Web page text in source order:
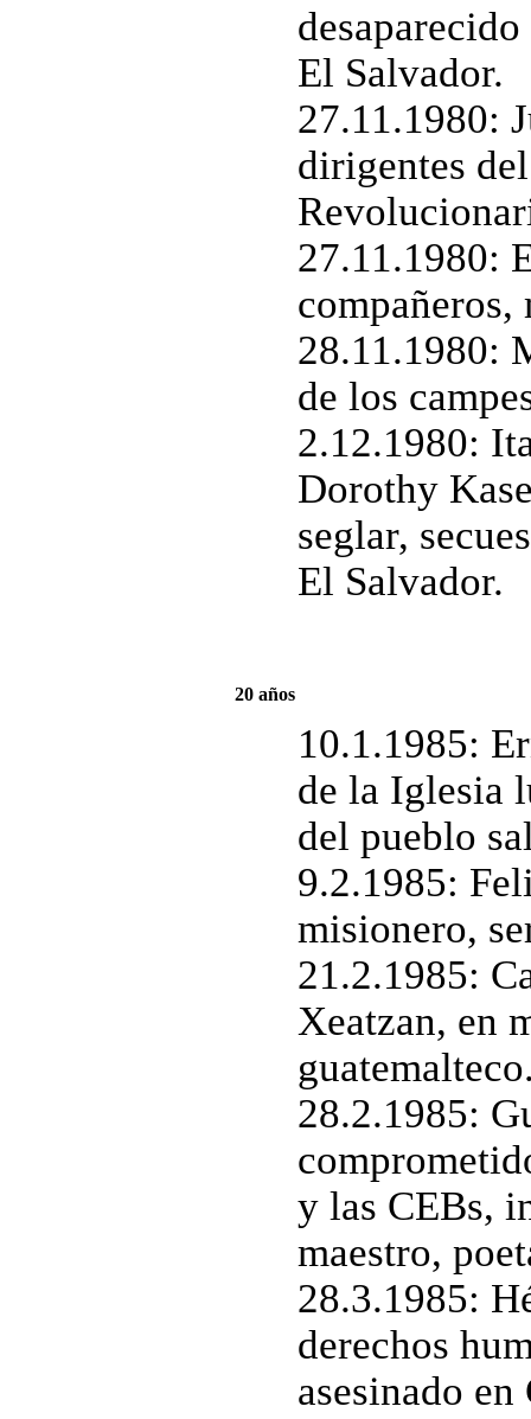
El Salvador.
27.11.1980:
dirigentes
27.11.1980:
28.11.1980:
de los
2.12.1980:
Dorothy
seglar,
El Salvador.
20 años
10.1.1985:
de la Iglesia
del pueblo
9.2.1985:
misionero,
21.2.1985:
Xeatzan, en
28.2.1985:
y las CEBs,
maestro,
28.3.1985:
derechos
asesinado en